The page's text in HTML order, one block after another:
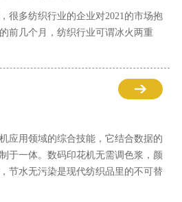
很多纺织行业的企业对2021的市场抱
前几个月，纺织行业可谓冰火两重
应用领域的综合技能，它结合数据的
于一体。数码印花机无需调色浆，颜
节水无污染是现代纺织品里的不可替